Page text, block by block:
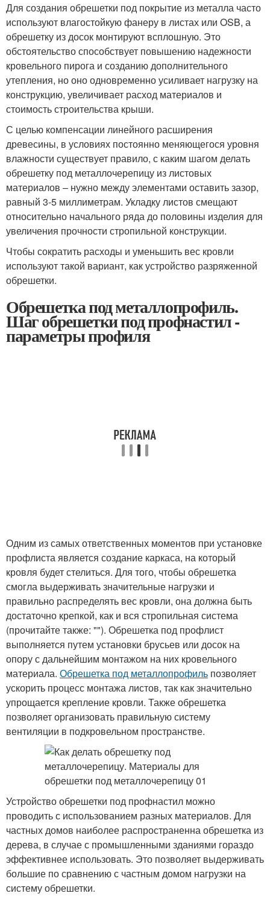
Для создания обрешетки под покрытие из металла часто
используют влагостойкую фанеру в листах или OSB, а
обрешетку из досок монтируют всплошную. Это
обстоятельство способствует повышению надежности
кровельного пирога и созданию дополнительного
утепления, но оно одновременно усиливает нагрузку на
конструкцию, увеличивает расход материалов и
стоимость строительства крыши.
С целью компенсации линейного расширения
древесины, в условиях постоянно меняющегося уровня
влажности существует правило, с каким шагом делать
обрешетку под металлочерепицу из листовых
материалов – нужно между элементами оставить зазор,
равный 3-5 миллиметрам. Укладку листов смещают
относительно начального ряда до половины изделия для
увеличения прочности стропильной конструкции.
Чтобы сократить расходы и уменьшить вес кровли
используют такой вариант, как устройство разряженной
обрешетки.
Обрешетка под металлопрофиль.
Шаг обрешетки под профнастил -
параметры профиля
Одним из самых ответственных моментов при установке
профлиста является создание каркаса, на который
кровля будет стелиться. Для того, чтобы обрешетка
смогла выдерживать значительные нагрузки и
правильно распределять вес кровли, она должна быть
достаточно крепкой, как и вся стропильная система
(прочитайте также: ""). Обрешетка под профлист
выполняется путем установки брусьев или досок на
опору с дальнейшим монтажом на них кровельного
материала. Обрешетка под металлопрофиль позволяет
ускорить процесс монтажа листов, так как значительно
упрощается крепление кровли. Также обрешетка
позволяет организовать правильную систему
вентиляции в подкровельном пространстве.
Устройство обрешетки под профнастил можно
проводить с использованием разных материалов. Для
частных домов наиболее распространенна обрешетка из
дерева, в случае с промышленными зданиями гораздо
эффективнее использовать. Это позволяет выдерживать
большие по сравнению с частным домом нагрузки на
систему обрешетки.